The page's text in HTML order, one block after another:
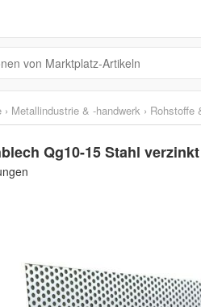
› Metallindustrie & -handwerk › Rohstoffe
Qg10-15 Stahl